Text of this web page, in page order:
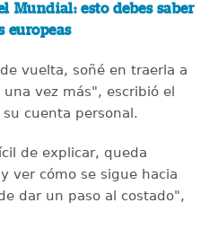
Mundial: esto debes saber
europeas
vuelta, soñé en traerla a
vez más", escribió el
cuenta personal.
de explicar, queda
ver cómo se sigue hacia
dar un paso al costado",